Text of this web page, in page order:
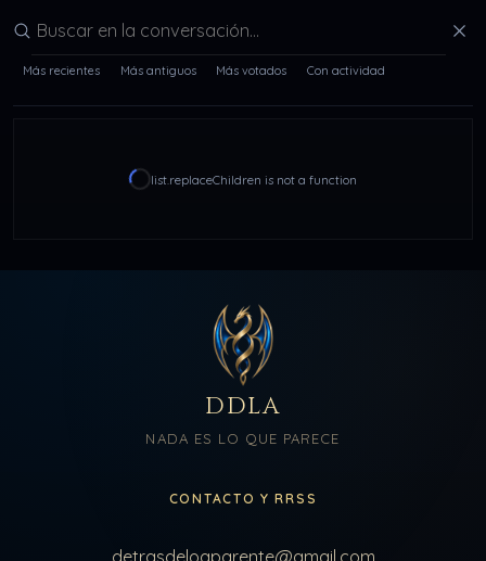
Buscar en la conversación
Más recientes Más antiguos Más votados Con actividad
list.replaceChildren is not a function
DDLA
NADA ES LO QUE PARECE
CONTACTO Y RRSS